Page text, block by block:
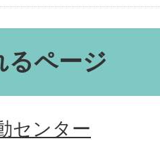
るページ
センター